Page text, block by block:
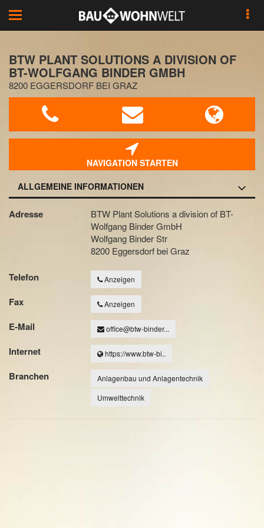
Toggle
navigation
BTW PLANT SOLUTIONS A DIVISION OF
BT-WOLFGANG BINDER GMBH
8200 EGGERSDORF BEI GRAZ
NAVIGATION STARTEN
ALLGEMEINE INFORMATIONEN
Adresse
BTW Plant Solutions a division of BT-
Wolfgang Binder GmbH
Wolfgang Binder Str
8200 Eggersdorf bei Graz
Telefon Anzeigen
Fax Anzeigen
E-Mail office@btw-binder...
Internet https://www.btw-bi..
Branchen
Anlagenbau und Anlagentechnik
Umwelttechnik